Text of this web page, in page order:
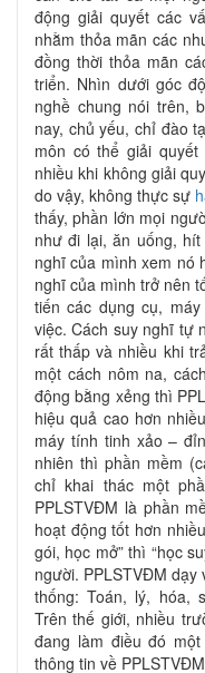
động giải quyết các
nhằm thỏa mãn các
đồng thời thỏa mãn
triển. Nhìn dưới góc
nghề chung nói trên,
nay, chủ yếu, chỉ đào
môn có thể giải
nhiều khi không giải
do vậy, không thực sự
thấy, phần lớn mọi
như đi lại, ăn uống,
nghĩ của mình xem nó
nghĩ của mình trở nên
tiến các dụng cụ,
việc. Cách suy nghĩ tự
rất thấp và nhiều khi
một cách nôm na,
động bằng xẻng thì
hiệu quả cao hơn
máy tính tinh xảo –
nhiên thì phần mềm
chỉ khai thác một
PPLSTVĐM là phần
hoạt động tốt hơn
gói, học mở” thì “học
người. PPLSTVĐM dạy
thống: Toán, lý, hóa,
Trên thế giới, nhiều
đang làm điều đó
thông tin về